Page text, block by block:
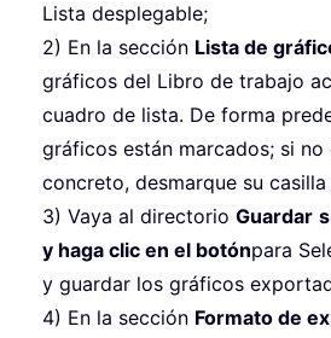
Lista desplegable;
2) En la sección Lista de
gráficos del Libro de trabajo
cuadro de lista. De forma
gráficos están marcados; si
concreto, desmarque su
3) Vaya al directorio Guardar
y haga clic en el botónpara
y guardar los gráficos
4) En la sección Formato de